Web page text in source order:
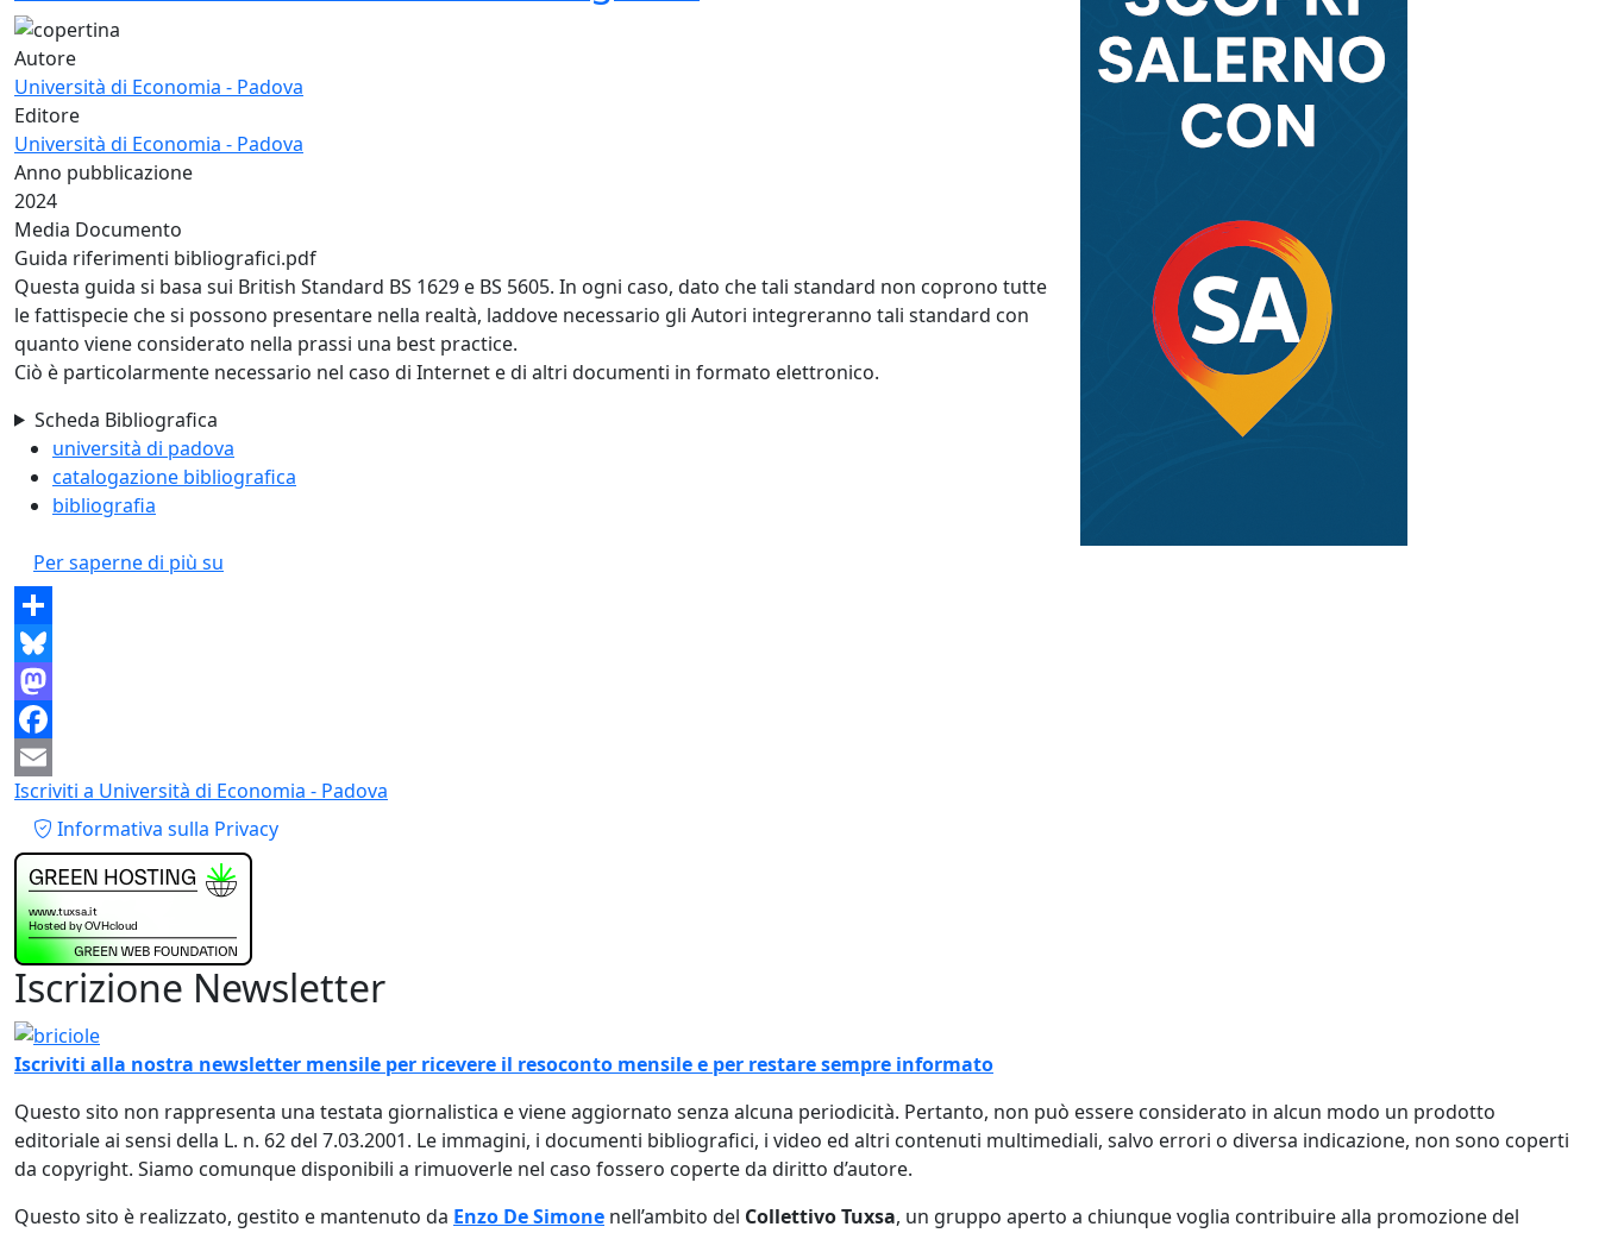
Autore
Università di Economia - Padova
Editore
Università di Economia - Padova
Anno pubblicazione
2024
Media Documento
Guida riferimenti bibliografici.pdf
Questa guida si basa sui British Standard BS 1629 e BS 5605. In ogni caso, dato che tali standard non coprono tutte
le fattispecie che si possono presentare nella realtà, laddove necessario gli Autori integreranno tali standard con
quanto viene considerato nella prassi una best practice.
Ciò è particolarmente necessario nel caso di Internet e di altri documenti in formato elettronico.
Scheda Bibliografica
università di padova
catalogazione bibliografica
bibliografia
Per saperne di più su
Share
Bluesky
Mastodon
Facebook
Email
Iscriviti a Università di Economia - Padova
Piè di pagina
Informativa sulla Privacy
Iscrizione Newsletter
Immagine
Iscriviti alla nostra newsletter mensile per ricevere il resoconto mensile e per restare sempre informato
Questo sito non rappresenta una testata giornalistica e viene aggiornato senza alcuna periodicità. Pertanto, non può essere considerato in alcun modo un prodotto
editoriale ai sensi della L. n. 62 del 7.03.2001. Le immagini, i documenti bibliografici, i video ed altri contenuti multimediali, salvo errori o diversa indicazione, non sono coperti
da copyright. Siamo comunque disponibili a rimuoverle nel caso fossero coperte da diritto d’autore.
Questo sito è realizzato, gestito e mantenuto da Enzo De Simone nell’ambito del Collettivo Tuxsa, un gruppo aperto a chiunque voglia contribuire alla promozione del